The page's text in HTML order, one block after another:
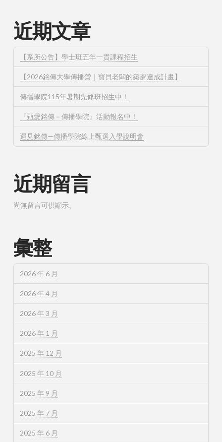
近期文章
【系所公告】學士班五年一貫課程招生
【2026銘傳大學傳播營｜寶貝老闆的築夢達成計畫】
傳播學院115年暑期先修班招生中！
『甄愛銘傳－傳播學院』活動報名中！
遇見銘傳—傳播學院線上甄選入學說明會
近期留言
尚無留言可供顯示。
彙整
2026 年 6 月
2026 年 4 月
2026 年 3 月
2026 年 1 月
2025 年 12 月
2025 年 10 月
2025 年 9 月
2025 年 7 月
2025 年 6 月